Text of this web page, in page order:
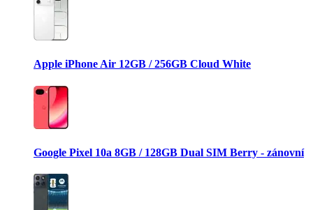
Apple iPhone Air 12GB / 256GB Cloud White
Google Pixel 10a 8GB / 128GB Dual SIM Berry - zánovní